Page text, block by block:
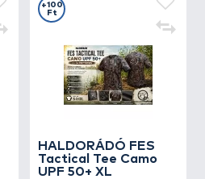
HALDORÁDÓ FES
Tactical Tee Camo
UPF 50+ XL
+100
Ft